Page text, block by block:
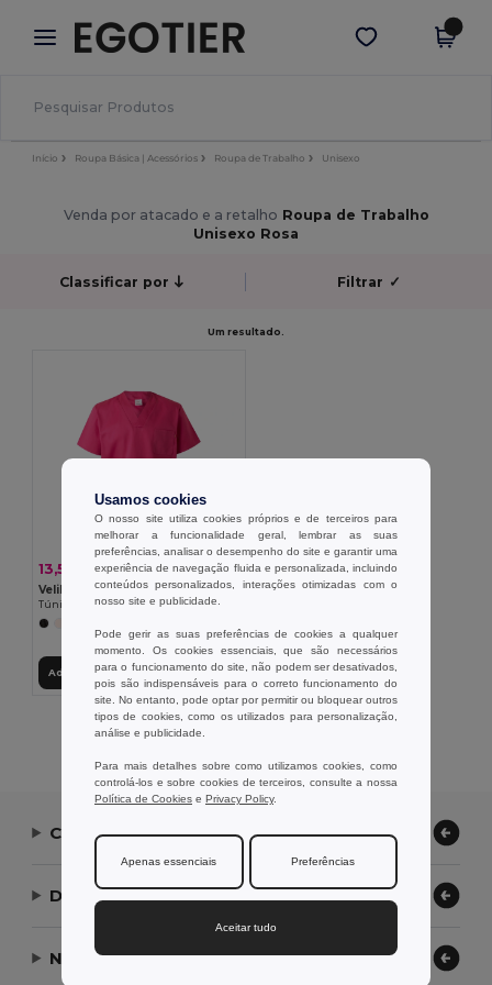
× App Egotier
Melhores preços na app!
Obter app
Início Roupa Básica | Acessórios Roupa de Trabalho Unisexo
Venda por atacado e a retalho Roupa de Trabalho
Unisexo Rosa
Classificar por Filtrar ✓
Um resultado.
13,51 € 18,88 € -28%
Velilla 36132
Adicionar ao Carrinho
Exibindo Todos Os Produtos.
Contate-nos
Deixe-nos ajudar
Nossa Empresa
Usamos cookies
O nosso site utiliza cookies próprios e de terceiros para
melhorar a funcionalidade geral, lembrar as suas
preferências, analisar o desempenho do site e garantir uma
experiência de navegação fluida e personalizada, incluindo
conteúdos personalizados, interações otimizadas com o
nosso site e publicidade.
Pode gerir as suas preferências de cookies a qualquer
momento. Os cookies essenciais, que são necessários
para o funcionamento do site, não podem ser desativados,
pois são indispensáveis para o correto funcionamento do
site. No entanto, pode optar por permitir ou bloquear outros
tipos de cookies, como os utilizados para personalização,
análise e publicidade.
Para mais detalhes sobre como utilizamos cookies, como
controlá-los e sobre cookies de terceiros, consulte a nossa
Política de Cookies e Privacy Policy.
Apenas essenciais Preferências
Aceitar tudo